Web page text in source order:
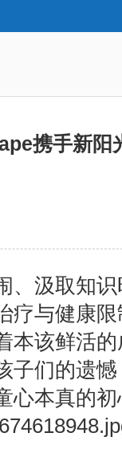
携手新阳
、汲取知
疗与健康
本该鲜活
子们的遗
心本真的初